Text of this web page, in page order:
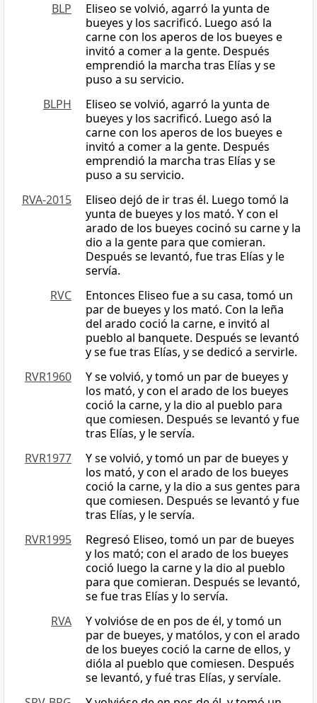
BLP
Eliseo se volvió, agarró la yunta de
bueyes y los sacrificó. Luego asó la
carne con los aperos de los bueyes e
invitó a comer a la gente. Después
emprendió la marcha tras Elías y se
puso a su servicio.
BLPH
Eliseo se volvió, agarró la yunta de
bueyes y los sacrificó. Luego asó la
carne con los aperos de los bueyes e
invitó a comer a la gente. Después
emprendió la marcha tras Elías y se
puso a su servicio.
RVA-2015
Eliseo dejó de ir tras él. Luego tomó la
yunta de bueyes y los mató. Y con el
arado de los bueyes cocinó su carne y la
dio a la gente para que comieran.
Después se levantó, fue tras Elías y le
servía.
RVC
Entonces Eliseo fue a su casa, tomó un
par de bueyes y los mató. Con la leña
del arado coció la carne, e invitó al
pueblo al banquete. Después se levantó
y se fue tras Elías, y se dedicó a servirle.
RVR1960
Y se volvió, y tomó un par de bueyes y
los mató, y con el arado de los bueyes
coció la carne, y la dio al pueblo para
que comiesen. Después se levantó y fue
tras Elías, y le servía.
RVR1977
Y se volvió, y tomó un par de bueyes y
los mató, y con el arado de los bueyes
coció la carne, y la dio a sus gentes para
que comiesen. Después se levantó y fue
tras Elías, y le servía.
RVR1995
Regresó Eliseo, tomó un par de bueyes
y los mató; con el arado de los bueyes
coció luego la carne y la dio al pueblo
para que comieran. Después se levantó,
se fue tras Elías y lo servía.
RVA
Y volvióse de en pos de él, y tomó un
par de bueyes, y matólos, y con el arado
de los bueyes coció la carne de ellos, y
dióla al pueblo que comiesen. Después
se levantó, y fué tras Elías, y servíale.